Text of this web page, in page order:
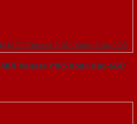
Veneer P1R5 Xoan Đào-SGD